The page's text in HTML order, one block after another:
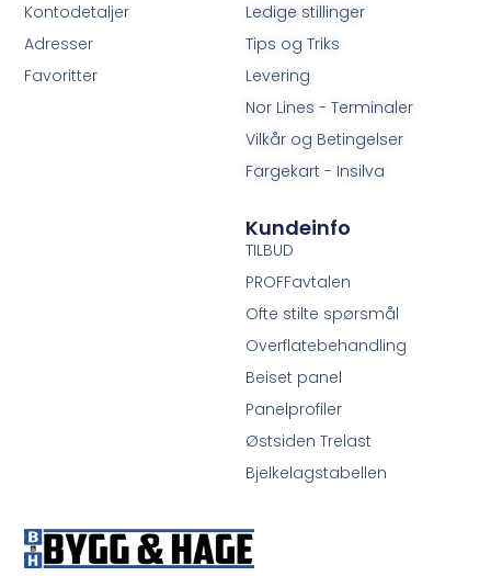
Ledige stillinger
Tips og Triks
Levering
Nor Lines - Terminaler
Vilkår og Betingelser
Fargekart - Insilva
Kontodetaljer
Adresser
Favoritter
Kundeinfo
TILBUD
PROFFavtalen
Ofte stilte spørsmål
Overflatebehandling
Beiset panel
Panelprofiler
Østsiden Trelast
Bjelkelagstabellen